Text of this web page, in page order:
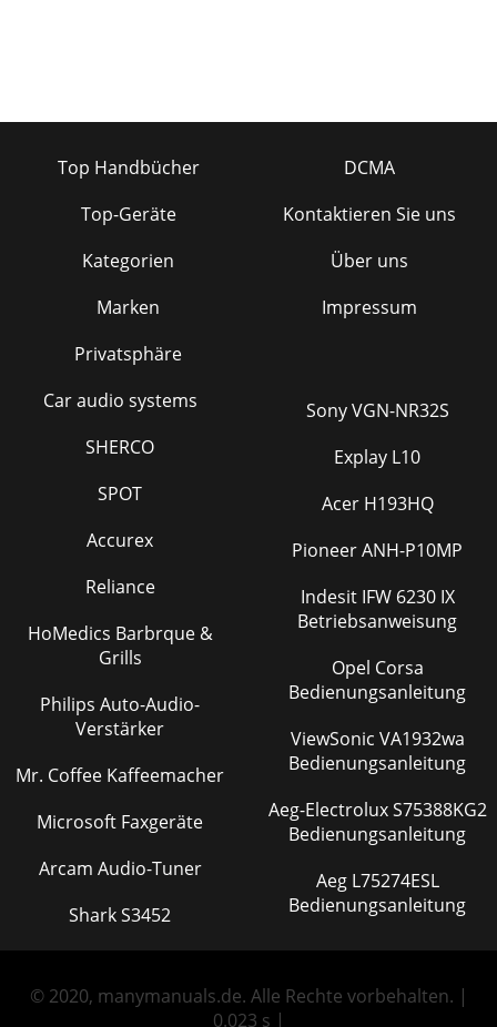
Top Handbücher
Top-Geräte
Kategorien
Marken
Privatsphäre
DCMA
Kontaktieren Sie uns
Über uns
Impressum
Car audio systems
SHERCO
SPOT
Accurex
Reliance
HoMedics Barbrque &
Grills
Philips Auto-Audio-
Verstärker
Mr. Coffee Kaffeemacher
Microsoft Faxgeräte
Arcam Audio-Tuner
Shark S3452
Sony VGN-NR32S
Explay L10
Acer H193HQ
Pioneer ANH-P10MP
Indesit IFW 6230 IX
Betriebsanweisung
Opel Corsa
Bedienungsanleitung
ViewSonic VA1932wa
Bedienungsanleitung
Aeg-Electrolux S75388KG2
Bedienungsanleitung
Aeg L75274ESL
Bedienungsanleitung
© 2020, manymanuals.de. Alle Rechte vorbehalten. |
0.023 s |